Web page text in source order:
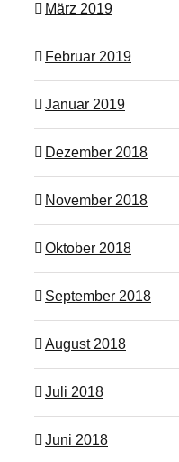
März 2019
Februar 2019
Januar 2019
Dezember 2018
November 2018
Oktober 2018
September 2018
August 2018
Juli 2018
Juni 2018